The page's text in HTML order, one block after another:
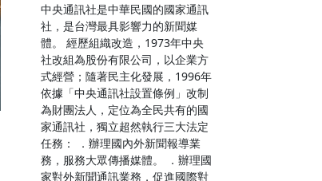
中央通訊社是中華民國的國家通訊
社，是台灣最具影響力的新聞媒
體。 經歷組織改造，1973年中央
社改組為股份有限公司，以企業方
式經營；隨著民主化發展，1996年
依據「中央通訊社設置條例」改制
為財團法人，定位為全民共有的國
家通訊社，獨立超然執行三大法定
任務： ．辦理國內外新聞報導業
務，服務大眾傳播媒體。 ．辦理國
家對外新聞通訊業務，促進國際對